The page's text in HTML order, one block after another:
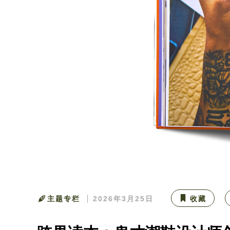
主题专栏 2026年3月25日 收藏